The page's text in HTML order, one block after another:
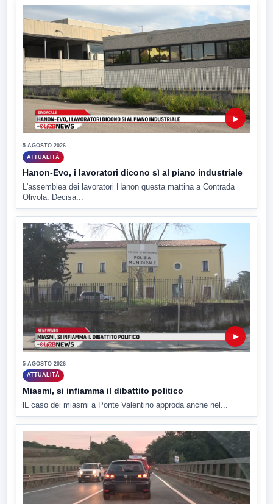
▶
5 AGOSTO 2026
ATTUALITÀ
Hanon-Evo, i lavoratori dicono sì al piano industriale
L'assemblea dei lavoratori Hanon questa mattina a Contrada
Olivola. Decisa...
▶
5 AGOSTO 2026
ATTUALITÀ
Miasmi, si infiamma il dibattito politico
lL caso dei miasmi a Ponte Valentino approda anche nel...